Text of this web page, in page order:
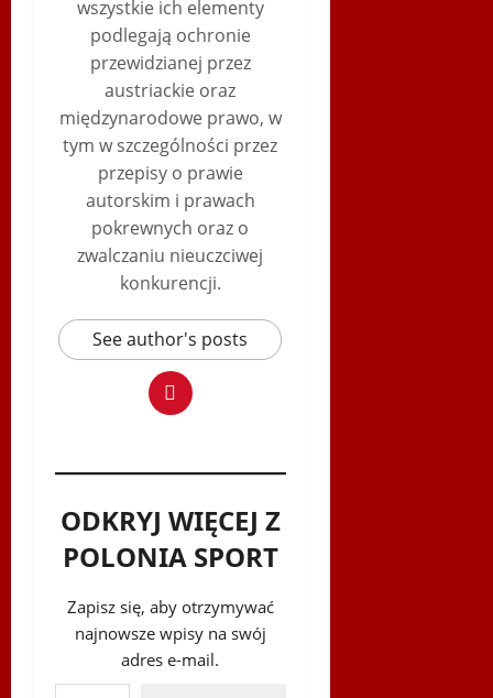
wszystkie ich elementy
podlegają ochronie
przewidzianej przez
austriackie oraz
międzynarodowe prawo, w
tym w szczególności przez
przepisy o prawie
autorskim i prawach
pokrewnych oraz o
zwalczaniu nieuczciwej
konkurencji.
See author's posts
ODKRYJ WIĘCEJ Z
POLONIA SPORT
Zapisz się, aby otrzymywać
najnowsze wpisy na swój
adres e-mail.
Wpisz swój adres e-mail…